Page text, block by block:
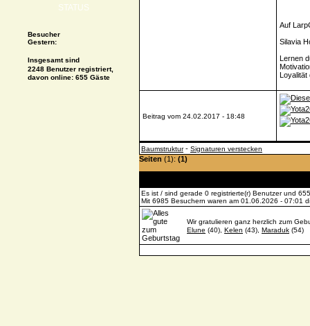
STATUS
Besucher
Gestern:
Insgesamt sind
2248 Benutzer registriert,
davon online: 655 Gäste
Auf
Silavia
Lernen
Loyalität
Beitrag vom 24.02.2017 - 18:48
Baumstruktur- Signaturen verstecken
Seiten (1): (1)
Es ist / sind gerade 0 registrierte(r) Benutzer und
Mit 6985 Besuchern waren am 01.06.2026 - 07:01
Wir gratulieren ganz herzlich zum
Elune (40), Kelen (43), Maraduk (54)